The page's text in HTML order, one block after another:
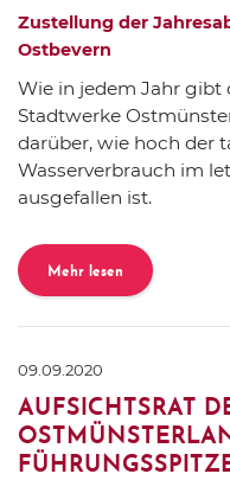
Zustellung der
Ostbevern
Wie in jedem Jahr gibt
Stadtwerke
darüber, wie hoch der
Wasserverbrauch im
ausgefallen ist.
Mehr lesen
09.09.2020
AUFSICHTSRAT